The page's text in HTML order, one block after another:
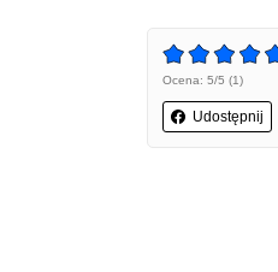
Ocena: 5/5 (1)
Udostępnij